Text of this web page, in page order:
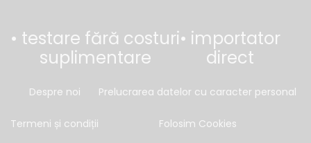
• testare fără costuri
suplimentare
• importator
direct
Despre noi
Termeni și condiții
Prelucrarea datelor cu caracter personal
Folosim Cookies